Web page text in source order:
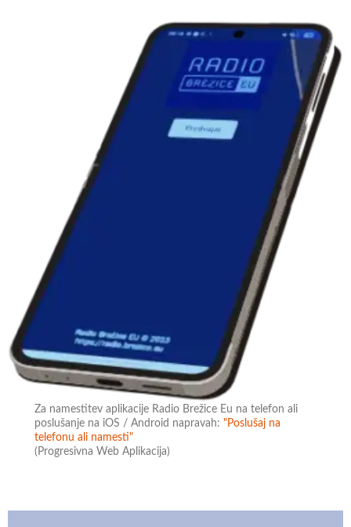
Za namestitev aplikacije Radio Brežice Eu na telefon ali
poslušanje na iOS / Android napravah:"Poslušaj na
telefonu ali namesti"
(Progresivna Web Aplikacija)